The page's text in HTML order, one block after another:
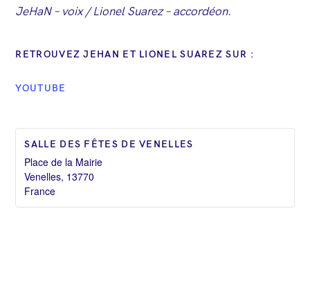
JeHaN – voix / Lionel Suarez – accordéon.
RETROUVEZ JEHAN ET LIONEL SUAREZ SUR :
YOUTUBE
SALLE DES FÊTES DE VENELLES
Place de la Mairie
Venelles, 13770
France